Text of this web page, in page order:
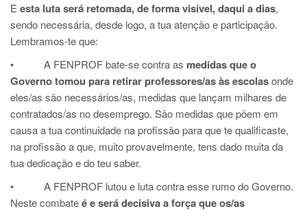
E esta luta será retomada, de forma visível, daqui a dias,
sendo necessária, desde logo, a tua atenção e participação.
Lembramos-te que:
• A FENPROF bate-se contra as medidas que o
Governo tomou para retirar professores/as às escolasonde
eles/as são necessários/as, medidas que lançam milhares de
contratados/as no desemprego. São medidas que põem em
causa a tua continuidade na profissão para que te qualificaste,
na profissão a que, muito provavelmente, tens dado muita da
tua dedicação e do teu saber.
• A FENPROF lutou e luta contra esse rumo do Governo.
Neste combateé e será decisiva a força que os/as